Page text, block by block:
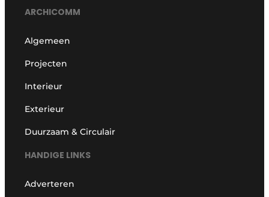
ARCHICOMM
Algemeen
Projecten
Interieur
Exterieur
Duurzaam & Circulair
HANDIGE LINKS
Adverteren